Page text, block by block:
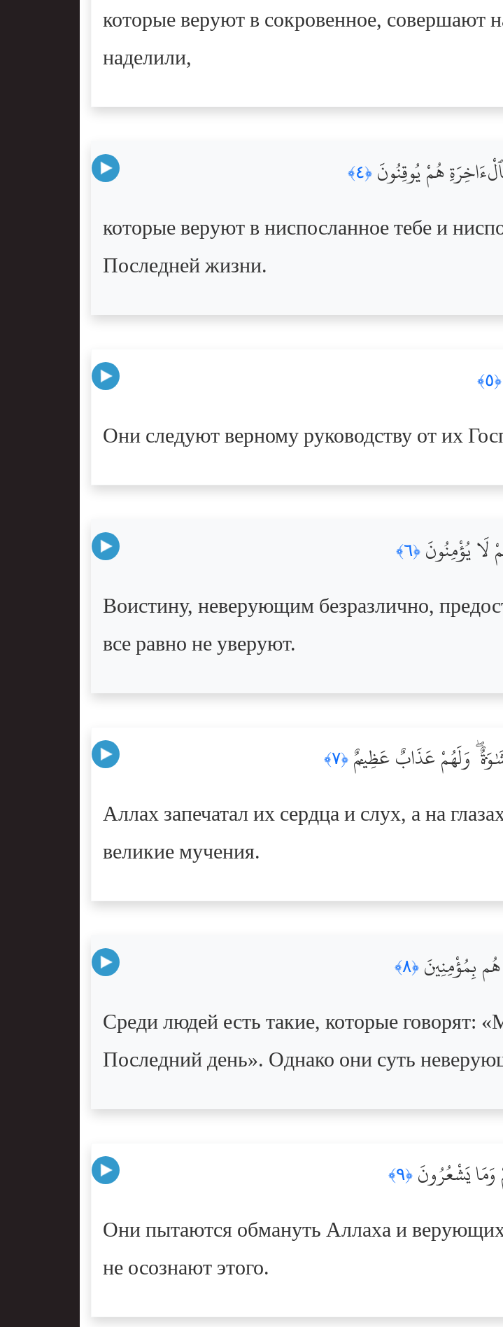
которые веруют в сокровенное,
наделили,
هُمْ يُوقِنُونَ ﴿٤﴾
которые веруют в ниспосланное тебе и
Последней жизни.
﴿٥﴾
Они следуют верному руководству от их
لَا يُؤْمِنُونَ ﴿٦﴾
Воистину, неверующим безразлично,
все равно не уверуют.
وَلَهُمْ عَذَابٌ عَظِيمٌۭ ﴿٧﴾
Аллах запечатал их сердца и слух, а на
великие мучения.
بِمُؤْمِنِينَ ﴿٨﴾
Среди людей есть такие, которые говорят:
Последний день». Однако они суть
وَمَا يَشْعُرُونَ ﴿٩﴾
Они пытаются обмануть Аллаха и
не осознают этого.